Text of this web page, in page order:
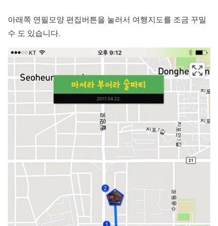
아래쪽 연필모양 편집버튼을 눌러서 여행지도를 조금 꾸밀
수 도 있습니다.